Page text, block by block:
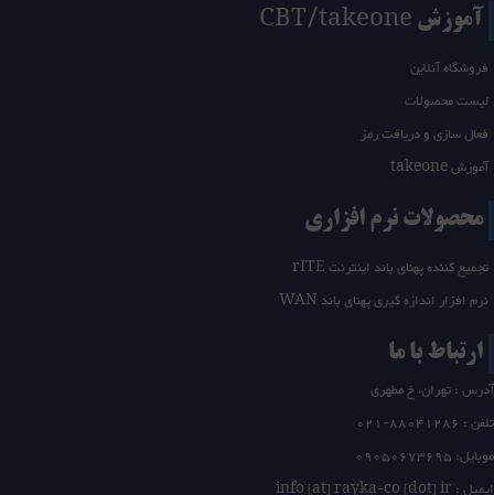
آموزش CBT/takeone
فروشگاه آنلاین
لیست محصولات
فعال سازی و دریافت رمز
آموزش takeone
محصولات نرم افزاری
تجمیع کننده پهنای باند اینترنت rITE
نرم افزار اندازه گیری پهنای باند WAN
ارتباط با ما
آدرس : تهران، خ مطهری
تلفن : 21-88041286
0
موبایل: 09050673695
ایمیل : info [at] rayka-co [dot] ir